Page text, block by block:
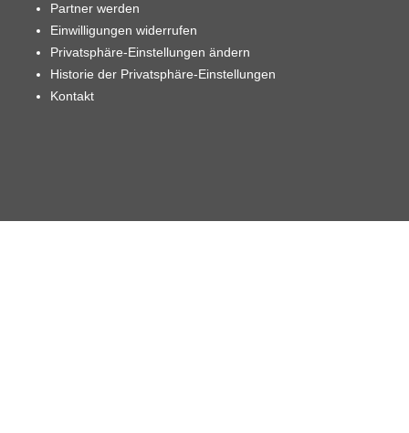
Partner werden
Einwilligungen widerrufen
Privatsphäre-Einstellungen ändern
Historie der Privatsphäre-Einstellungen
Kontakt